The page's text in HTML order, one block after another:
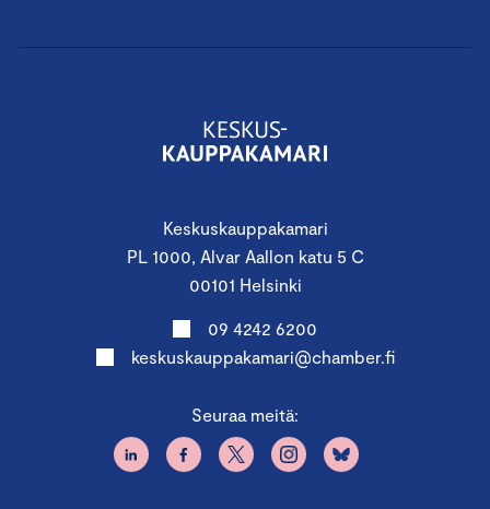
Keskuskauppakamari
PL 1000, Alvar Aallon katu 5 C
00101 Helsinki
09 4242 6200
keskuskauppakamari@chamber.fi
Seuraa meitä: